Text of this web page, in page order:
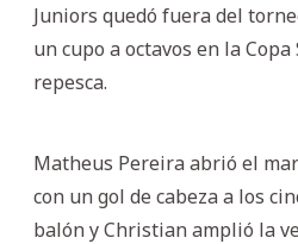
Juniors quedó fuera del
un cupo a octavos en la
repesca.
Matheus Pereira abrió el
con un gol de cabeza a los
balón y Christian amplió la